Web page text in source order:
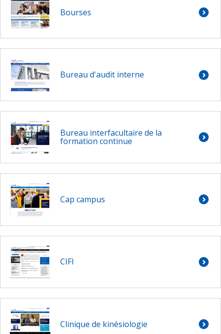
Bourses
Bureau d'audit interne
Bureau interfacultaire de la
formation continue
Cap campus
CIFI
Clinique de kinésiologie